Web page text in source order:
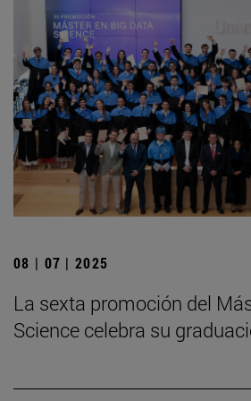
08 | 07 | 2025
La sexta promoción del
Science celebra su